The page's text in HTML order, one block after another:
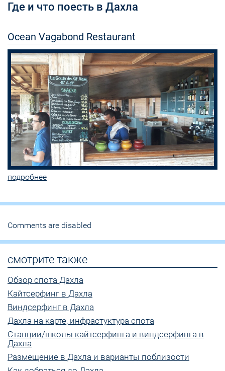
Где и что поесть в Дахла
Ocean Vagabond Restaurant
подробнее
Comments are disabled
смотрите также
Обзор спота Дахла
Кайтсерфинг в Дахла
Виндсерфинг в Дахла
Дахла на карте, инфрастуктура спота
Станции/школы кайтсерфинга и виндсерфинга в
Дахла
Размещение в Дахла и варианты поблизости